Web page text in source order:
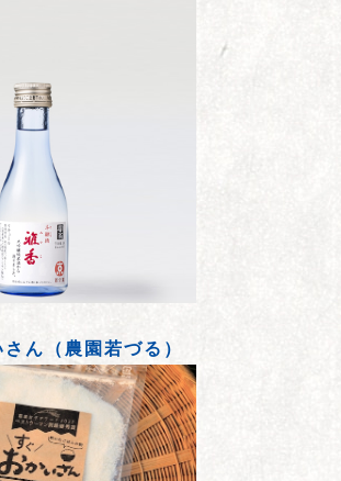
ん（農園若づる）